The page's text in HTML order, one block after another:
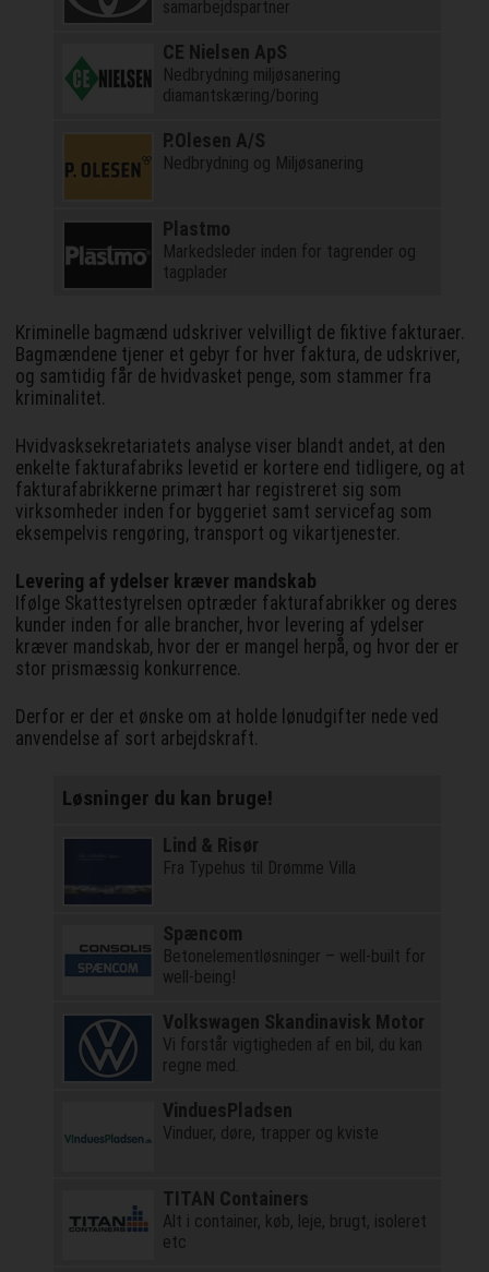
samarbejdspartner
CE Nielsen ApS
Nedbrydning miljøsanering
diamantskæring/boring
P.Olesen A/S
Nedbrydning og Miljøsanering
Plastmo
Markedsleder inden for tagrender og
tagplader
Kriminelle bagmænd udskriver velvilligt de fiktive fakturaer.
Bagmændene tjener et gebyr for hver faktura, de udskriver,
og samtidig får de hvidvasket penge, som stammer fra
kriminalitet.
Hvidvasksekretariatets analyse viser blandt andet, at den
enkelte fakturafabriks levetid er kortere end tidligere, og at
fakturafabrikkerne primært har registreret sig som
virksomheder inden for byggeriet samt servicefag som
eksempelvis rengøring, transport og vikartjenester.
Levering af ydelser kræver mandskab
Ifølge Skattestyrelsen optræder fakturafabrikker og deres
kunder inden for alle brancher, hvor levering af ydelser
kræver mandskab, hvor der er mangel herpå, og hvor der er
stor prismæssig konkurrence.
Derfor er der et ønske om at holde lønudgifter nede ved
anvendelse af sort arbejdskraft.
Løsninger du kan bruge!
Lind & Risør
Fra Typehus til Drømme Villa
Spæncom
Betonelementløsninger – well-built for
well-being!
Volkswagen Skandinavisk Motor
Vi forstår vigtigheden af en bil, du kan
regne med.
VinduesPladsen
Vinduer, døre, trapper og kviste
TITAN Containers
Alt i container, køb, leje, brugt, isoleret
etc